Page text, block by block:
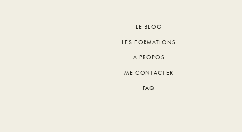
LE BLOG
LES FORMATIONS
A PROPOS
ME CONTACTER
FAQ